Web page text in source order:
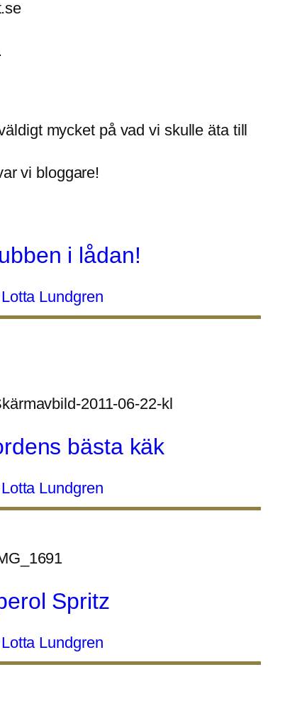
mycket på vad vi skulle äta till
vi bloggare!
i lådan!
Lotta Lundgren
bästa käk
Lotta Lundgren
Spritz
Lotta Lundgren